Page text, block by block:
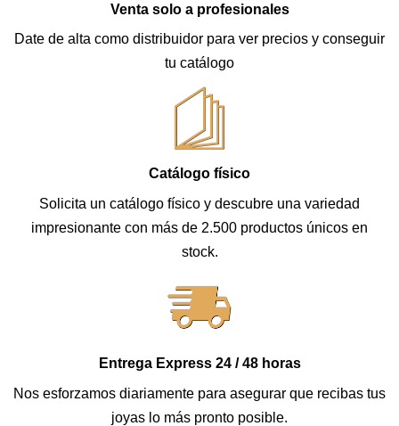
Venta solo a profesionales
Date de alta como distribuidor para ver precios y conseguir
tu catálogo
Catálogo físico
Solicita un catálogo físico y descubre una variedad
impresionante con más de 2.500 productos únicos en
stock.
Entrega Express 24 / 48 horas
Nos esforzamos diariamente para asegurar que recibas tus
joyas lo más pronto posible.